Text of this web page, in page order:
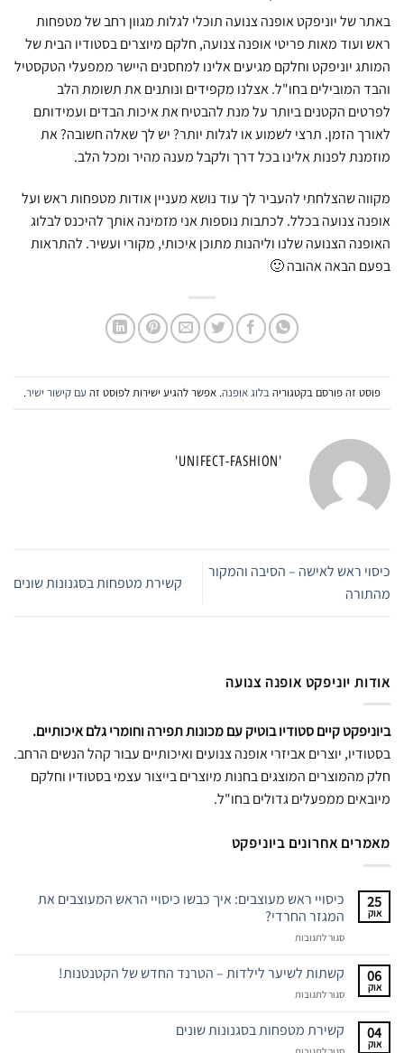
באתר של יוניפקט אופנה צנועה תוכלי לגלות מגוון רחב של מטפחות
ראש ועוד מאות פריטי אופנה צנועה, חלקם מיוצרים בסטודיו הבית של
המותג יוניפקט וחלקם מגיעים אלינו למחסנים היישר ממפעלי הטקסטיל
והבד המובילים בחו"ל. אצלנו מקפידים ונותנים את תשומת הלב
לפרטים הקטנים ביותר על מנת להבטיח את איכות הבדים ועמידותם
לאורך הזמן. תרצי לשמוע או לגלות יותר? יש לך שאלה חשובה? את
מוזמנת לפנות אלינו בכל דרך ולקבל מענה מהיר ומכל הלב.
מקווה שהצלחתי להעביר לך עוד נושא מעניין אודות מטפחות ראש ועל
אופנה צנועה בכלל. לכתבות נוספות אני מזמינה אותך להיכנס לבלוג
האופנה הצנועה שלנו וליהנות מתוכן איכותי, מקורי ועשיר. להתראות
בפעם הבאה אהובה 🙂
פוסט זה פורסם בקטגוריהבלוג אופנה. אפשר להגיע ישירות לפוסט זה עם קישור ישיר.
'UNIFECT-FASHION'
כיסוי ראש לאישה – הסיבה והמקור
מהתורה
קשירת מטפחות בסגנונות שונים
אודות יוניפקט אופנה צנועה
ביוניפקט קיים סטודיו בוטיק עם מכונות תפירה וחומרי גלם איכותיים.
בסטודיו, יוצרים אביזרי אופנה צנועים ואיכותיים עבור קהל הנשים הרחב.
חלק מהמוצרים המוצגים בחנות מיוצרים בייצור עצמי בסטודיו וחלקם
מיובאים ממפעלים גדולים בחו"ל.
מאמרים אחרונים ביוניפקט
25
אוק
כיסויי ראש מעוצבים: איך כבשו כיסויי הראש המעוצבים את
המגזר החרדי?
סגור לתגובות
מעוצבים:
איך
כיסויי
06
אוק
קשתות לשיער לילדות – הטרנד החדש של הקטנטנות!
סגור לתגובות
לילדות
04
אוק
קשירת מטפחות בסגנונות שונים